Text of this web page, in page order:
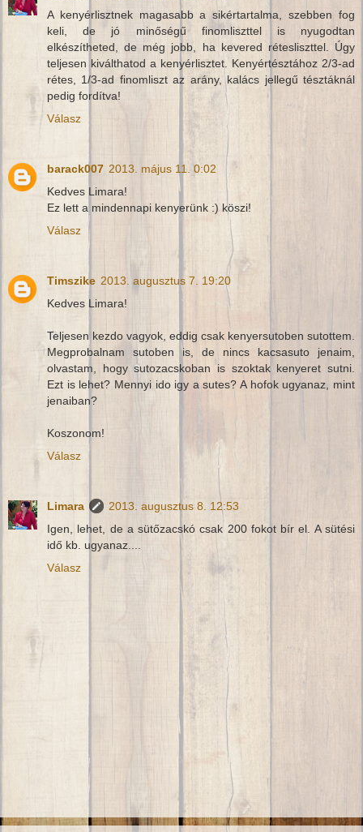
A kenyérlisztnek magasabb a sikértartalma, szebben fog
keli, de jó minőségű finomliszttel is nyugodtan
elkészítheted, de még jobb, ha kevered rétesliszttel. Úgy
teljesen kiválthatod a kenyérlisztet. Kenyértésztához 2/3-ad
rétes, 1/3-ad finomliszt az arány, kalács jellegű tésztáknál
pedig fordítva!
Válasz
barack007 2013. május 11. 0:02
Kedves Limara!
Ez lett a mindennapi kenyerünk :) köszi!
Válasz
Timszike 2013. augusztus 7. 19:20
Kedves Limara!
Teljesen kezdo vagyok, eddig csak kenyersutoben sutottem.
Megprobalnam sutoben is, de nincs kacsasuto jenaim,
olvastam, hogy sutozacskoban is szoktak kenyeret sutni.
Ezt is lehet? Mennyi ido igy a sutes? A hofok ugyanaz, mint
jenaiban?
Koszonom!
Válasz
Limara
2013. augusztus 8. 12:53
Igen, lehet, de a sütőzacskó csak 200 fokot bír el. A sütési
idő kb. ugyanaz....
Válasz